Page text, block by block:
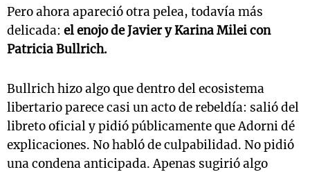
Pero ahora apareció otra pelea, todavía más
delicada: el enojo de Javier y Karina Milei con
Patricia Bullrich.
Bullrich hizo algo que dentro del ecosistema
libertario parece casi un acto de rebeldía: salió del
libreto oficial y pidió públicamente que Adorni dé
explicaciones. No habló de culpabilidad. No pidió
una condena anticipada. Apenas sugirió algo